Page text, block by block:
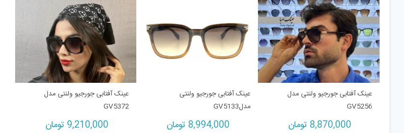
عینک آفتابی جورجیو ولنتی مدل
GV5256
8,870,000 تومان
عینک آفتابی جورجیو ولنتی
مدلGV5133
8,994,000 تومان
عینک آفتابی جورجیو ولنتی مدل
GV5372
9,210,000 تومان